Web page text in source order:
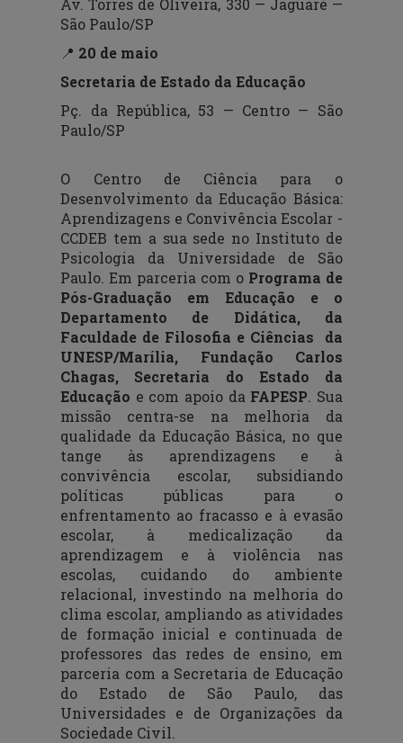
Av. Torres de Oliveira, 330 — Jaguaré —
São Paulo/SP
📍 20 de maio
Secretaria de Estado da Educação
Pç. da República, 53 — Centro — São
Paulo/SP
O Centro de Ciência para o
Desenvolvimento da Educação Básica:
Aprendizagens e Convivência Escolar -
CCDEB tem a sua sede no Instituto de
Psicologia da Universidade de São
Paulo. Em parceria com o Programa de
Pós-Graduação em Educação e o
Departamento de Didática, da
Faculdade de Filosofia e Ciências da
UNESP/Marília,
Fundação Carlos
Chagas, Secretaria do Estado da
Educação e com apoio da FAPESP. Sua
missão centra-se na melhoria da
qualidade da Educação Básica, no que
tange às aprendizagens e à
convivência escolar, subsidiando
políticas públicas para o
enfrentamento ao fracasso e à evasão
escolar, à medicalização da
aprendizagem e à violência nas
escolas, cuidando do ambiente
relacional, investindo na melhoria do
clima escolar, ampliando as atividades
de formação inicial e continuada de
professores das redes de ensino, em
parceria com a Secretaria de Educação
do Estado de São Paulo, das
Universidades e de Organizações da
Sociedade Civil.